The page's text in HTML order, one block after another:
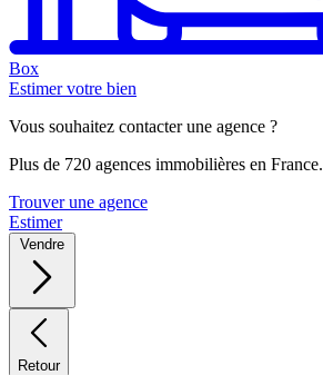
Box
Estimer votre bien
Vous souhaitez contacter une agence ?
Plus de 720 agences immobilières en France.
Trouver une agence
Estimer
Vendre
Retour